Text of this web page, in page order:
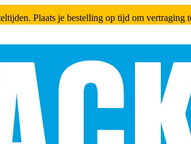
Plaats je bestelling op tijd om vertraging